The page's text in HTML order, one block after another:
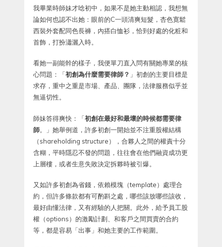
我畢業時師妹才唸初中，如果不是她主動相認，我想無
論如何也認不出她：眼前的C一頭清爽短髮，杏色寛鬆
西裝外套配同色長褲，內搭白恤衫，恰到好處的化粧和
首飾，打扮瀟灑入時。
看她一副能幹的樣子，我便單刀直入問有關她專業的核
心問題：「初創為什麼需要律師？ 」初創的主要目標是
求存，重中之重是市場、產品、團隊，法律服務似乎並
無逼切性。
師妹答得爽快：「初創在最好和最壞的時候都需要律
師。」她舉例道，許多初創一開始並不注重股權結構
（shareholding structure），合夥人之間的權責十分
含糊，平時隱忍不發的問題，往往會在他們融資成功更
上層樓，或者生意失敗決定拆夥時被引爆。
又如許多初創為省錢，依賴模塊（template）處理合
約，但許多條款都有可酌斟之處，哪些該放哪些該收，
最好由懂法律，又有經驗的人把關。此外，給予員工股
權（options）的激勵計劃、和客戶之間買賣的合約
等，都是容易「出事」和她主要的工作範圍。